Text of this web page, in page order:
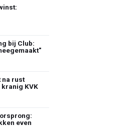
bij Club:
na rust
KVK
even